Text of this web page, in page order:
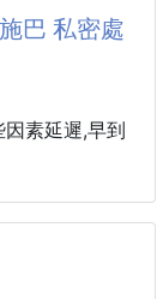
巴 私密處
素延遲,早到